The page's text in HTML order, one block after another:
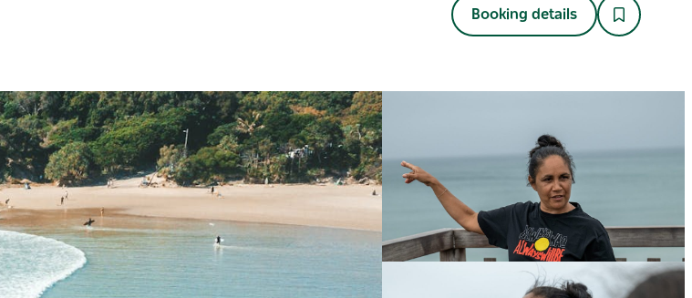
Booking details